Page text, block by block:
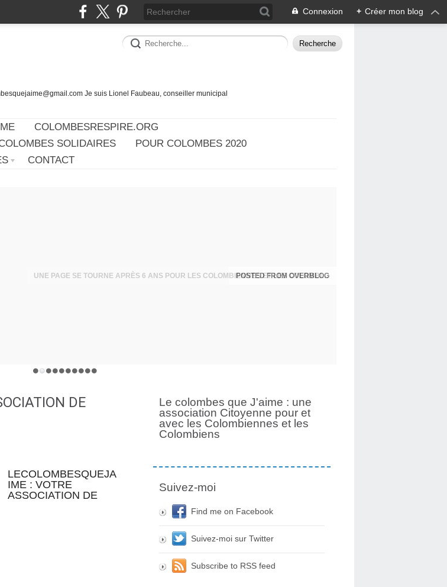
Connexion + Créer mon blog
Je suis Lionel Faubeau, conseiller municipal
COLOMBESRESPIRE.ORG
SOLIDAIRES
POUR COLOMBES 2020
CONTACT
UNE PAGE SE TOURNE APRÈS 6 ANS POUR LES COLOMBIENNES ET LES COLOMBIENS
DE
LECOLOMBESQUEJA
IME : VOTRE
ASSOCIATION DE
Le colombes que J'aime : une
association Citoyenne pour et
avec les Colombiennes et les
Colombiens
Suivez-moi
Find me on Facebook
Suivez-moi sur Twitter
Subscribe to RSS feed